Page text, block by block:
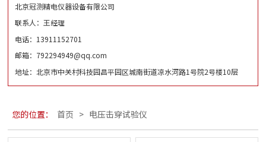
北京冠测精电仪器设备有限公司
联系人：王经理
电话：13911152701
邮箱：792294949@qq.com
地址：北京市中关村科技园昌平园区城南街道凉水河路1号院2号楼10层
您的位置： 首页 > 电压击穿试验仪